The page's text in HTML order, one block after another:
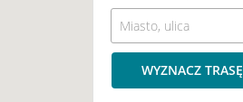
WYZNACZ TRASĘ